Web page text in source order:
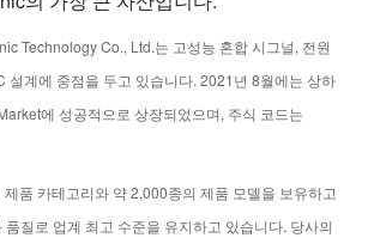
Technology Co., Ltd.는 고성능 혼합 시그널, 전원
설계에 중점을 두고 있습니다. 2021년 8월에는 상하
에 성공적으로 상장되었으며, 주식 코드는
품 카테고리와 약 2,000종의 제품 모델을 보유하고
질로 업계 최고 수준을 유지하고 있습니다. 당사의